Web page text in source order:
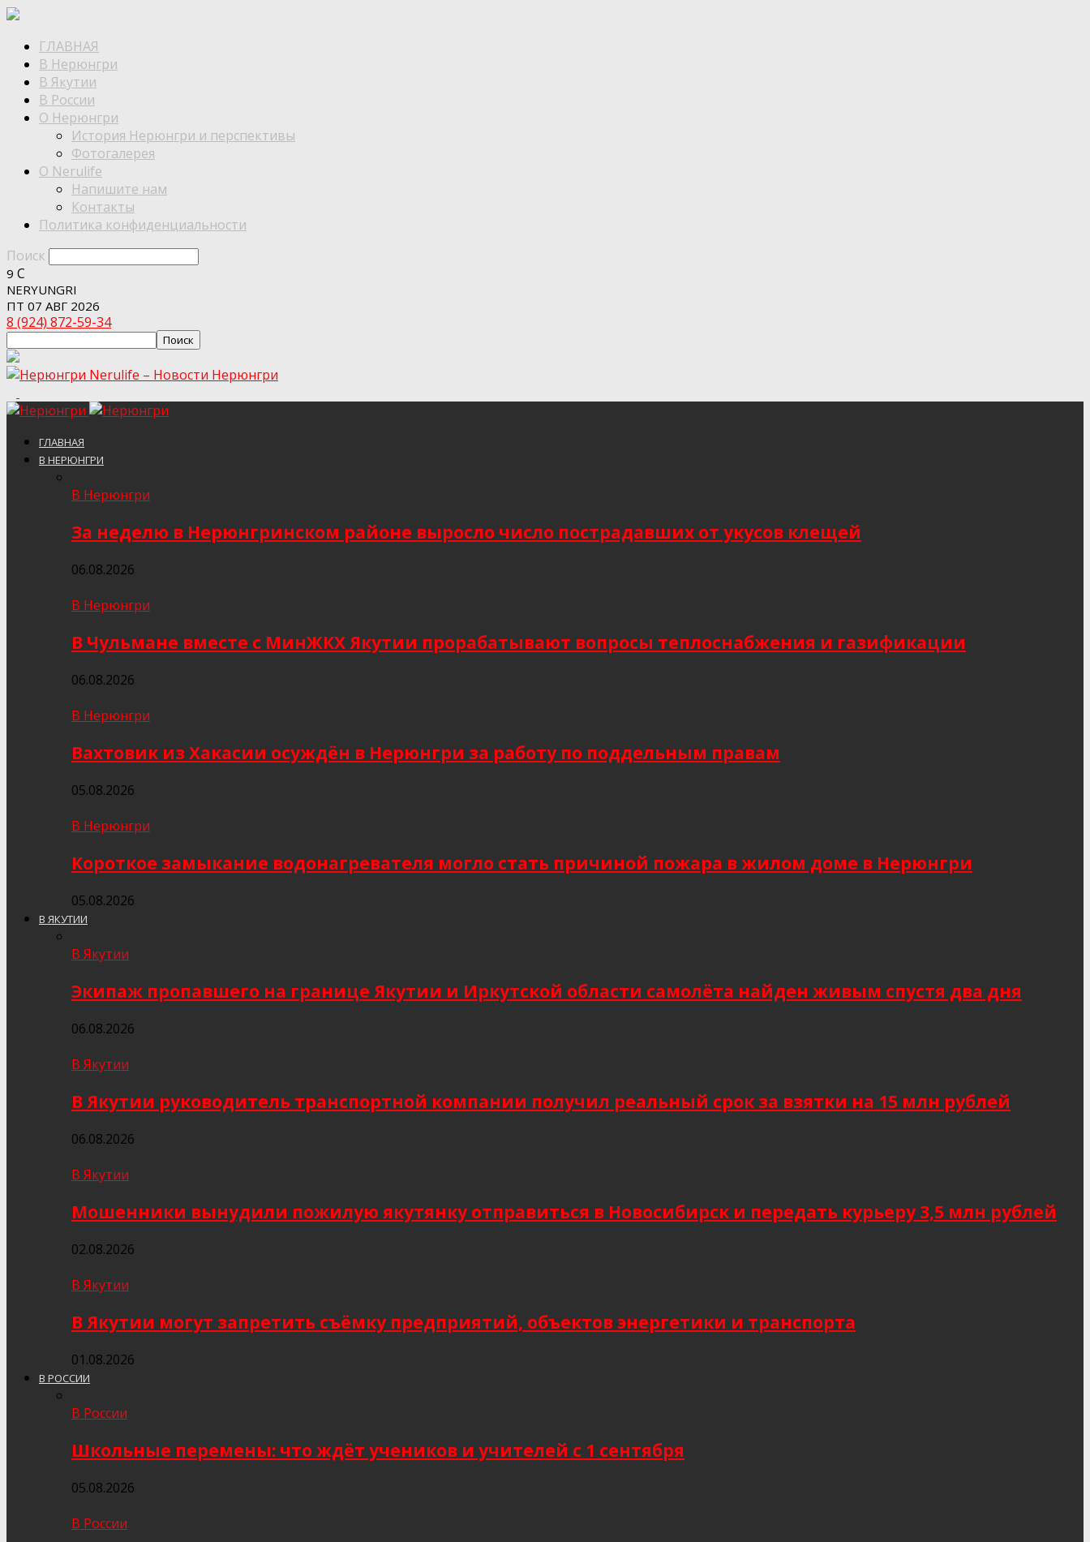
ГЛАВНАЯ
В Нерюнгри
В Якутии
В России
О Нерюнгри
История Нерюнгри и перспективы
Фотогалерея
О Nerulife
Напишите нам
Контакты
Политика конфиденциальности
Поиск
9 C
NERYUNGRI
ПТ 07 АВГ 2026
8 (924) 872-59-34
Nerulife – Новости Нерюнгри
ГЛАВНАЯ
В НЕРЮНГРИ
В Нерюнгри
За неделю в Нерюнгринском районе выросло число пострадавших от укусов клещей
06.08.2026
В Нерюнгри
В Чульмане вместе с МинЖКХ Якутии прорабатывают вопросы теплоснабжения и газификации
06.08.2026
В Нерюнгри
Вахтовик из Хакасии осуждён в Нерюнгри за работу по поддельным правам
05.08.2026
В Нерюнгри
Короткое замыкание водонагревателя могло стать причиной пожара в жилом доме в Нерюнгри
05.08.2026
В ЯКУТИИ
В Якутии
Экипаж пропавшего на границе Якутии и Иркутской области самолёта найден живым спустя два дня
06.08.2026
В Якутии
В Якутии руководитель транспортной компании получил реальный срок за взятки на 15 млн рублей
06.08.2026
В Якутии
Мошенники вынудили пожилую якутянку отправиться в Новосибирск и передать курьеру 3,5 млн рублей
02.08.2026
В Якутии
В Якутии могут запретить съёмку предприятий, объектов энергетики и транспорта
01.08.2026
В РОССИИ
В России
Школьные перемены: что ждёт учеников и учителей с 1 сентября
05.08.2026
В России